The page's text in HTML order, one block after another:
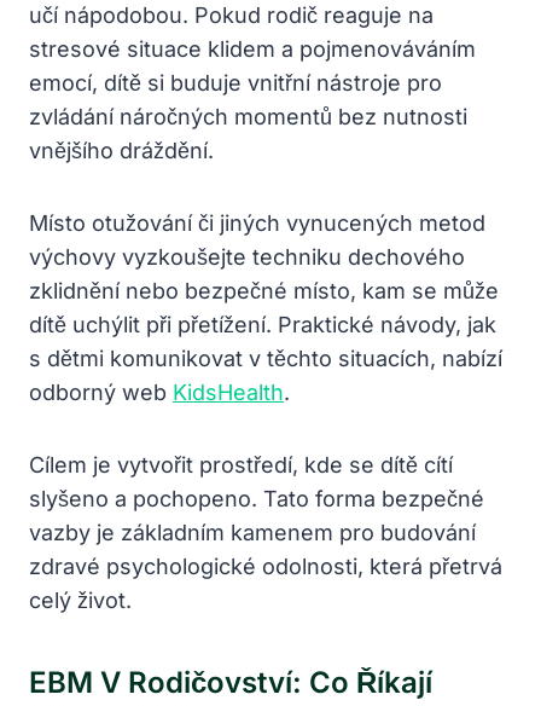
učí nápodobou. Pokud rodič reaguje na
stresové situace klidem a pojmenováváním
emocí, dítě si buduje vnitřní nástroje pro
zvládání náročných momentů bez nutnosti
vnějšího dráždění.
Místo otužování či jiných vynucených metod
výchovy vyzkoušejte techniku dechového
zklidnění nebo bezpečné místo, kam se může
dítě uchýlit při přetížení. Praktické návody, jak
s dětmi komunikovat v těchto situacích, nabízí
odborný web KidsHealth.
Cílem je vytvořit prostředí, kde se dítě cítí
slyšeno a pochopeno. Tato forma bezpečné
vazby je základním kamenem pro budování
zdravé psychologické odolnosti, která přetrvá
celý život.
EBM V Rodičovství: Co Říkají